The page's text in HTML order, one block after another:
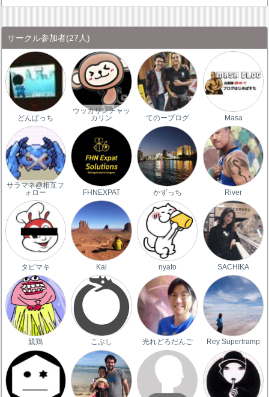
サークル参加者(27人)
どんぱっち
ウッカリンチャッ
カリン
てのーブログ Masa
サラマネ@相互フ
ォロー
FHNEXPAT かずっち River
タビマキ Kai nyato SACHIKA
親鶏 こぶし 光れどろだんご Rey Supertramp